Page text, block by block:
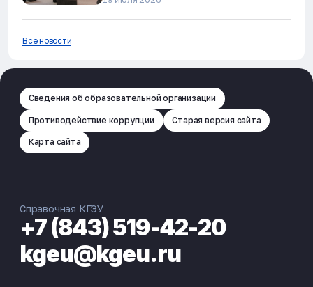
Все новости
Сведения об образовательной организации
Противодействие коррупции Старая версия сайта
Карта сайта
Справочная КГЭУ
+7 (843) 519-42-20
kgeu@kgeu.ru